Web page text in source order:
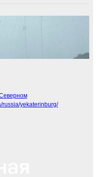
russia/yekaterinburg/